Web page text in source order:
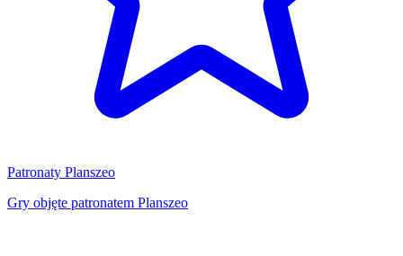
Patronaty Planszeo
Gry objęte patronatem Planszeo